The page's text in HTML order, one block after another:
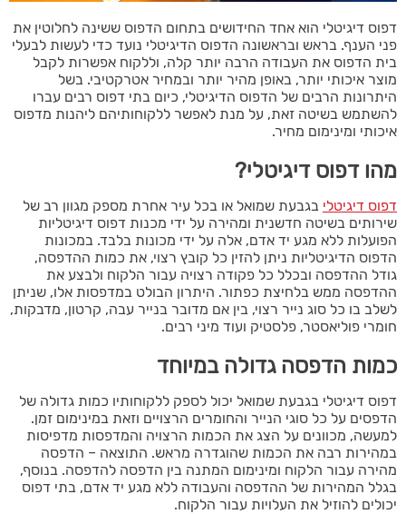
דפוס דיגיטלי הוא אחד החידושים בתחום הדפוס ששינה לחלוטין את
פני הענף. בראש ובראשונה הדפוס הדיגיטלי נועד כדי לעשות לבעלי
בית הדפוס את העבודה הרבה יותר קלה, וללקוח אפשרות לקבל
מוצר איכותי יותר, באופן מהיר יותר ובמחיר אטרקטיבי. בשל
היתרונות הרבים של הדפוס הדיגיטלי, כיום בתי דפוס רבים עברו
להשתמש בשיטה זאת, על מנת לאפשר ללקוחותיהם ליהנות מדפוס
איכותי ומינימום מחיר.
מהו דפוס דיגיטלי?
דפוס דיגיטלי בגבעת שמואל או בכל עיר אחרת מספק מגוון רב של
שירותים בשיטה חדשנית ומהירה על ידי מכנות דפוס דיגיטליות
הפועלות ללא מגע יד אדם, אלה על ידי מכונות בלבד. במכונות
הדפוס הדיגיטליות ניתן להזין כל קובץ רצוי, את כמות ההדפסה,
גודל ההדפסה ובכלל כל פקודה רצויה עבור הלקוח ולבצע את
ההדפסה ממש בלחיצת כפתור. היתרון הבולט במדפסות אלו, שניתן
לשלב בו כל סוג נייר רצוי, בין אם מדובר בנייר עבה, קרטון, מדבקות,
חומרי פוליאסטר, פלסטיק ועוד מיני רבים.
כמות הדפסה גדולה במיוחד
דפוס דיגיטלי בגבעת שמואל יכול לספק ללקוחותיו כמות גדולה של
הדפסים על כל סוגי הנייר והחומרים הרצויים וזאת במינימום זמן.
למעשה, מכוונים על הצג את הכמות הרצויה והמדפסות מדפיסות
במהירות רבה את הכמות שהוגדרה מראש. התוצאה – הדפסה
מהירה עבור הלקוח ומינימום המתנה בין הדפסה להדפסה. בנוסף,
בגלל המהירות של ההדפסה והעבודה ללא מגע יד אדם, בתי דפוס
יכולים להוזיל את העלויות עבור הלקוח.